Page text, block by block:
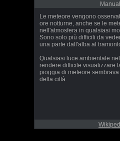
Le meteore vengono
ore notturne, anche se le
nell'atmosfera in qualsiasi
Sono solo più difficili da
una parte dall'alba al
Qualsiasi luce ambientale
rendere difficile visualizzare
pioggia di meteore
della città.